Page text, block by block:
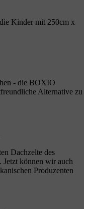
Kinder mit 250cm x
- die BOXIO
Alternative zu
Dachzelte des
Jetzt können wir auch
Produzenten